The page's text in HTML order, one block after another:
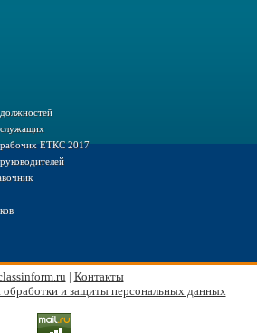
служащих
рабочих ЕТКС 2017
| Контакты
и защиты персональных данных